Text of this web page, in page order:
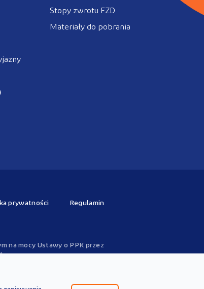
Stopy zwrotu FZD
Materiały do pobrania
prywatności Regulamin
na mocy Ustawy o PPK przez
przepisów prawa. Treści te
prawa.